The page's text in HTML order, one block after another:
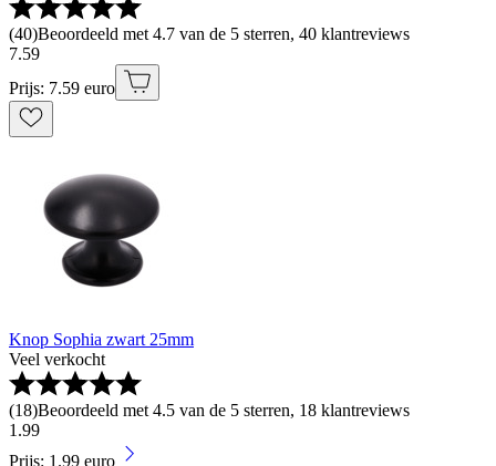
(40)Beoordeeld met 4.7 van de 5 sterren, 40 klantreviews
7.59
Prijs: 7.59 euro
Knop Sophia zwart 25mm
Veel verkocht
(18)Beoordeeld met 4.5 van de 5 sterren, 18 klantreviews
1 .99
Prijs: 1.99 euro